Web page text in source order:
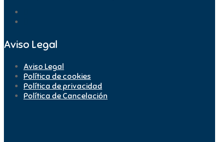
Aviso Legal
Aviso Legal
Política de cookies
Política de privacidad
Política de Cancelación